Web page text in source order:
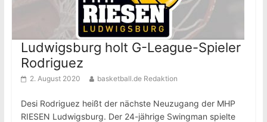
Ludwigsburg holt G-League-Spieler
Rodriguez
2. August 2020 basketball.de Redaktion
Desi Rodriguez heißt der nächste Neuzugang der MHP
RIESEN Ludwigsburg. Der 24-jährige Swingman spielte